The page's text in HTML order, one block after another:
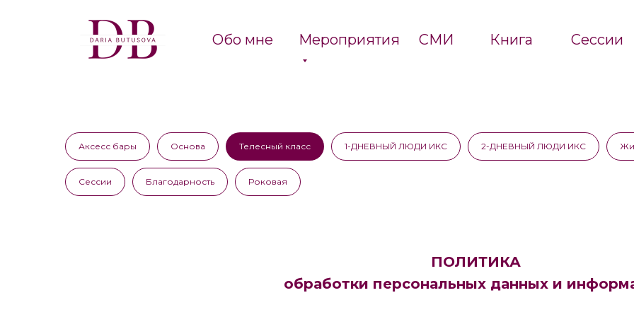
Обо мне Мероприятия СМИ Книга Сессии
Аксесс бары Основа Телесный класс 1-ДНЕВНЫЙ ЛЮДИ ИКС 2-ДНЕВНЫЙ ЛЮДИ ИКС
Сессии Благодарность Роковая
ПОЛИТИКА
обработки персональных данных и